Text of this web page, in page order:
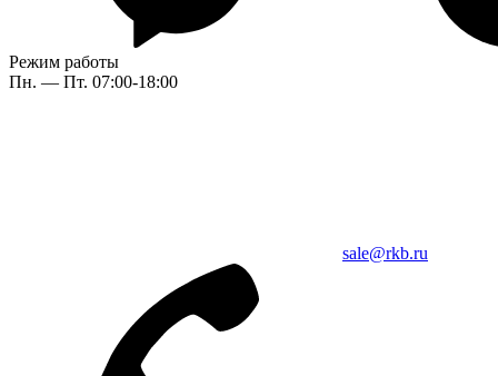
Режим работы
Пн. — Пт. 07:00-18:00
sale@rkb.ru